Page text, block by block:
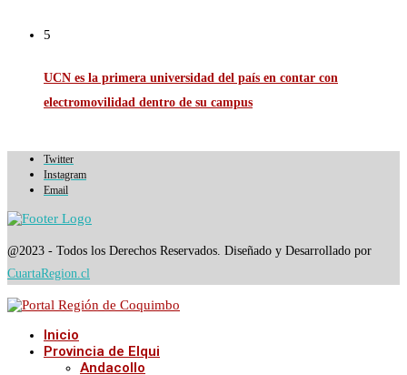
5
UCN es la primera universidad del país en contar con
electromovilidad dentro de su campus
Twitter
Instagram
Email
@2023 - Todos los Derechos Reservados. Diseñado y Desarrollado por
CuartaRegion.cl
Inicio
Provincia de Elqui
Andacollo